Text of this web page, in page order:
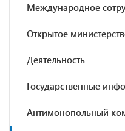
Международное
Открытое
Деятельность
Государственные
Антимонопольный